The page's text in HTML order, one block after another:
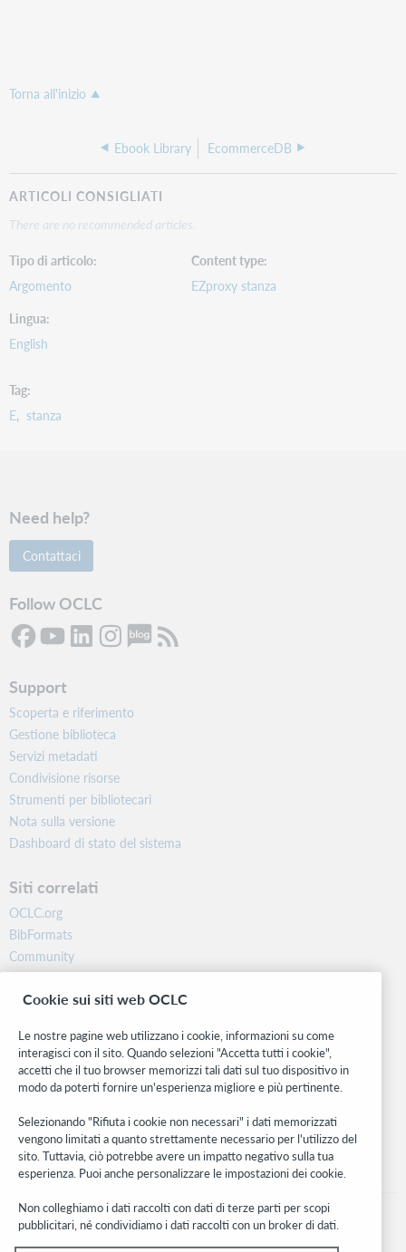
Torna all'inizio
Ebook Library EcommerceDB
ARTICOLI CONSIGLIATI
There are no recommended articles.
Tipo di articolo
Argomento
Content type
EZproxy stanza
Lingua
English
Tag
E stanza
Need help?
Contattaci
Follow OCLC
Support
Scoperta e riferimento
Gestione biblioteca
Servizi metadati
Condivisione risorse
Strumenti per bibliotecari
Nota sulla versione
Dashboard di stato del sistema
Siti correlati
OCLC.org
BibFormats
Community
Ricerca
WebJunction
Stay in the know.
Ricevi gli ultimi aggiornamenti di prodotti, ricerche, eventi e molto
altro direttamente nella tua casella di posta.
Subscribe now
Cookie sui siti web OCLC
Le nostre pagine web utilizzano i cookie, informazioni su come
interagisci con il sito. Quando selezioni "Accetta tutti i cookie",
accetti che il tuo browser memorizzi tali dati sul tuo dispositivo in
modo da poterti fornire un'esperienza migliore e più pertinente.
Selezionando "Rifiuta i cookie non necessari" i dati memorizzati
vengono limitati a quanto strettamente necessario per l'utilizzo del
sito. Tuttavia, ciò potrebbe avere un impatto negativo sulla tua
esperienza. Puoi anche personalizzare le impostazioni dei cookie.
Non colleghiamo i dati raccolti con dati di terze parti per scopi
pubblicitari, né condividiamo i dati raccolti con un broker di dati.